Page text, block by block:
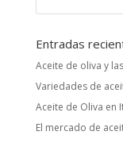
Entradas
Aceite de oliva y
Variedades de
Aceite de Oliva en
El mercado de